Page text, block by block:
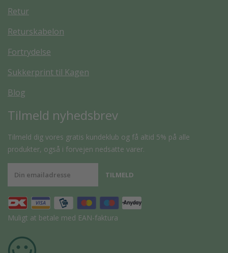
Retur
Returskabelon
Fortrydelse
Sukkerprint til Kagen
Blog
Tilmeld nyhedsbrev
Tilmeld dig vores gratis kundeklub og få altid 5% på alle
produkter, også i forvejen nedsatte varer.
Muligt at betale med EAN-faktura